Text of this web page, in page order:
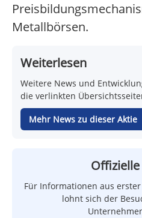
Metallbörsen.
Weiterlesen
Weitere News und
die verlinkten
Mehr News zu dieser Aktie
Für Informationen aus
lohnt sich der